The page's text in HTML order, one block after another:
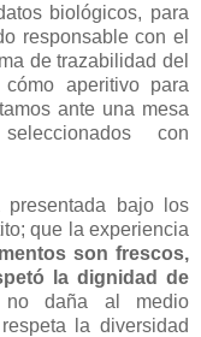
biológicos, para
responsable con el
de trazabilidad del
aperitivo para
ante una mesa
con
bajo los
que la experiencia
son frescos,
la dignidad de
daña al medio
la diversidad